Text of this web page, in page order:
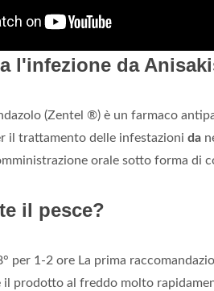
l'infezione da
(Zentel ®) è un farmaco
il trattamento delle infestazioni da
orale sotto forma di
il pesce?
per 1-2 ore La prima
il prodotto al freddo molto